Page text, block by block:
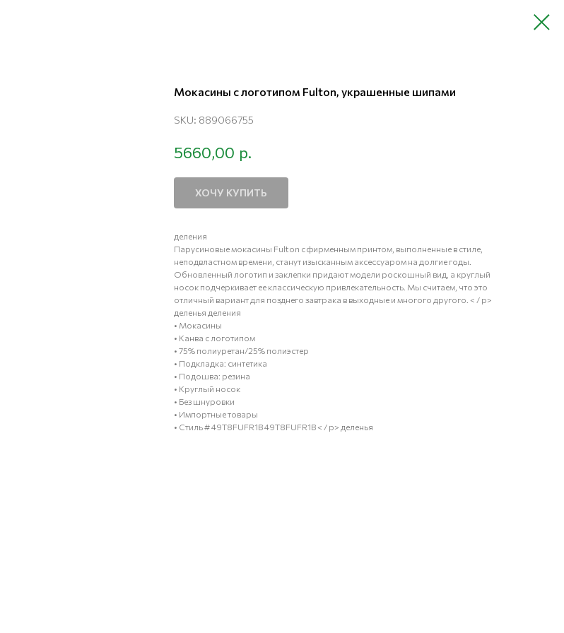
Мокасины с логотипом Fulton, украшенные шипами
SKU: 889066755
5660,00 р.
ХОЧУ КУПИТЬ
деления
Парусиновые мокасины Fulton с фирменным принтом, выполненные в стиле,
неподвластном времени, станут изысканным аксессуаром на долгие годы.
Обновленный логотип и заклепки придают модели роскошный вид, а круглый
носок подчеркивает ее классическую привлекательность. Мы считаем, что это
отличный вариант для позднего завтрака в выходные и многого другого. < / p>
деленья деления
• Мокасины
• Канва с логотипом
• 75% полиуретан/25% полиэстер
• Подкладка: синтетика
• Подошва: резина
• Круглый носок
• Без шнуровки
• Импортные товары
• Стиль # 49T8FUFR1B 49T8FUFR1B < / p> деленья